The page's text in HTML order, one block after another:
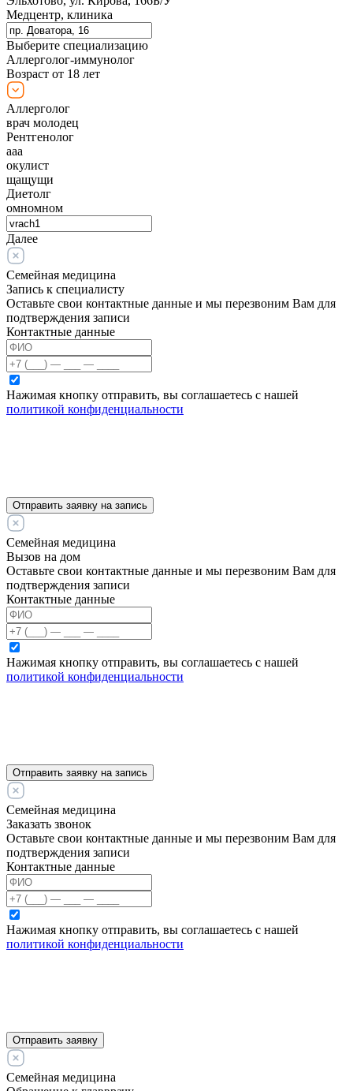
Медцентр, клиника
Выберите специализацию
Аллерголог-иммунолог
Возраст от 18 лет
Аллерголог
врач молодец
Рентгенолог
ааа
окулист
щащущи
Диетолг
омномном
Далее
Семейная медицина
Запись к специалисту
Оставьте свои контактные данные и мы перезвоним Вам для
подтверждения записи
Контактные данные
Нажимая кнопку отправить, вы соглашаетесь с нашей
политикой конфиденциальности
Отправить заявку на запись
Семейная медицина
Вызов на дом
Оставьте свои контактные данные и мы перезвоним Вам для
подтверждения записи
Контактные данные
Нажимая кнопку отправить, вы соглашаетесь с нашей
политикой конфиденциальности
Отправить заявку на запись
Семейная медицина
Заказать звонок
Оставьте свои контактные данные и мы перезвоним Вам для
подтверждения записи
Контактные данные
Нажимая кнопку отправить, вы соглашаетесь с нашей
политикой конфиденциальности
Отправить заявку
Семейная медицина